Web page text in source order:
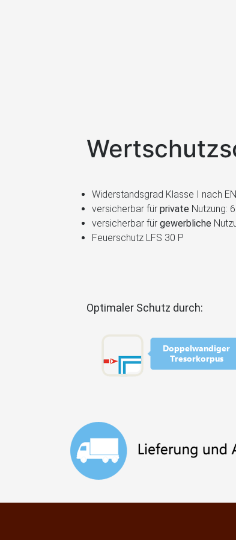
Widerstandsgrad Klasse I nach
versicherbar für private Nutzung:
versicherbar für gewerbliche
Feuerschutz LFS 30 P
Optimaler Schutz durch: